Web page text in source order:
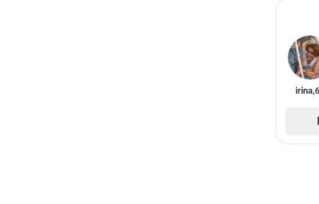
irina,